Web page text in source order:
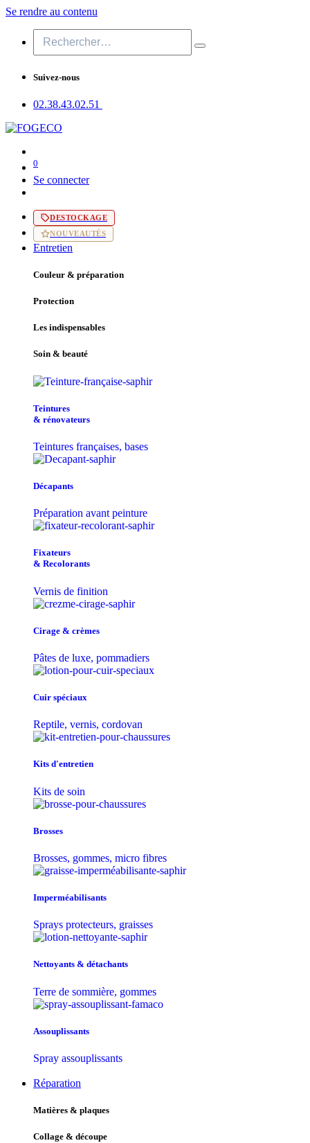
Se rendre au contenu
Suivez-nous
02.38.43​.02.51
0
Se connecter
DESTOCKAGE
NOUVEAUTÉS
Entretien
Couleur & préparation
Protection
Les indispensables
Soin & beauté
Teintu​res
& r​é​novateurs
Teintures françaises, bases
Décapants
Préparation avant peinture
Fixateurs
& Recolorants
Vernis de finition
Cirage & crèmes
Pâtes de luxe, pommadiers
Cuir spéciaux
Reptile, vernis, cordovan
Kits d'entretien
Kits de soin
Brosses
Brosses, gommes, micro fibres
Imperméabilisants
Sprays protecteurs, graisses
Nettoyants & détachants
Terre de sommière, gommes
Assouplissants
Spray assouplissants
Réparation
Matières & plaques
Collage & découpe